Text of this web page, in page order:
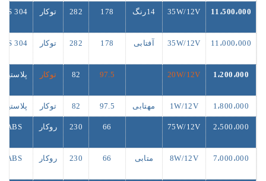
11،500،000 35W/12V 14رنگ 178
282 توکار S/S 304
11،000،000 35W/12V آفتابی 178
282 توکار S/S 304
1،200،000 20W/12V
97.5
82 توکار پلاستیک
1،800،000 1W/12V مهتابی 97.5
82 توکار پلاستیک
2،500،000 75W/12V
66
230 روکار ABS
7،000،000 8W/12V متابی 66
230 روکار ABS